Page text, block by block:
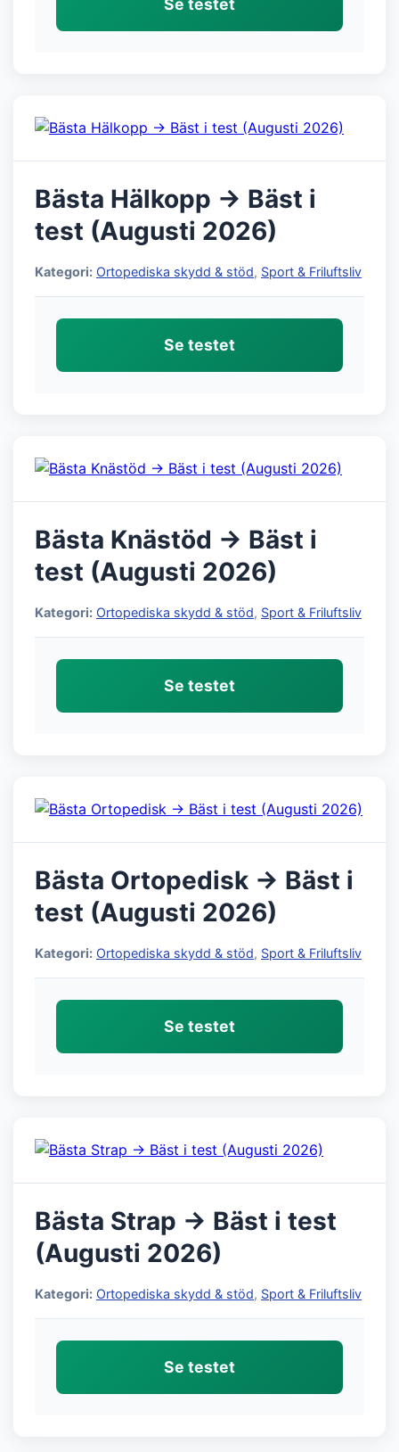
Se testet
Bästa Hälkopp → Bäst i
test (Augusti 2026)
Kategori: Ortopediska skydd & stöd, Sport & Friluftsliv
Se testet
Bästa Knästöd → Bäst i
test (Augusti 2026)
Kategori: Ortopediska skydd & stöd, Sport & Friluftsliv
Se testet
Bästa Ortopedisk → Bäst i
test (Augusti 2026)
Kategori: Ortopediska skydd & stöd, Sport & Friluftsliv
Se testet
Bästa Strap → Bäst i test
(Augusti 2026)
Kategori: Ortopediska skydd & stöd, Sport & Friluftsliv
Se testet